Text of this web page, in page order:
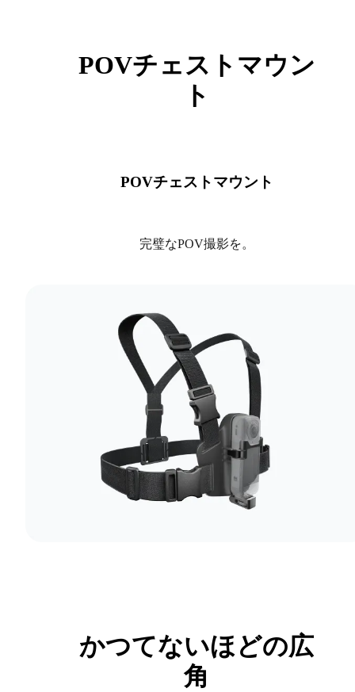
POVチェストマウン
ト
POVチェストマウント
完璧なPOV撮影を。
かつてないほどの広
角